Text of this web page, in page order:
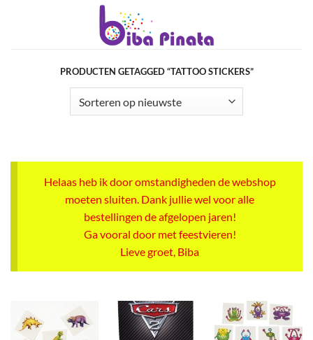
PRODUCTEN GETAGGED “TATTOO STICKERS”
Helaas heb ik door omstandigheden de webshop
moeten sluiten. Dank jullie wel voor alle
bestellingen de afgelopen jaren!
Ga vooral door met feestvieren!
Lieve groet, Biba